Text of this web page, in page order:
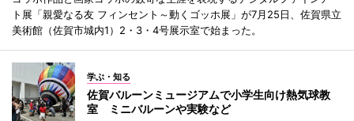
ト展「親愛なる友 フィンセント～動くゴッホ展」が7月25日、佐賀県立
美術館（佐賀市城内1）2・3・4号展示室で始まった。
学ぶ・知る
佐賀バルーンミュージアムで小学生向け熱気球教
室 ミニバルーンや実験など